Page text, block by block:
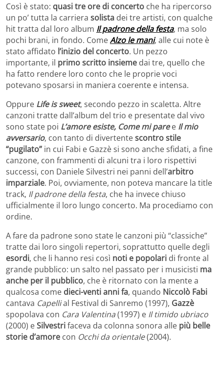
Così è stato: quasi tre ore di concerto che ha ripercorso
un po’ tutta la carriera solista dei tre artisti, con qualche
hit tratta dal loro album Il padrone della festa, ma solo
pochi brani, in fondo. ComeAlzo le mani, alle cui note è
stato affidato l’inizio del concerto. Un pezzo
importante, il primo scritto insieme dai tre, quello che
ha fatto rendere loro conto che le proprie voci
potevano sposarsi in maniera coerente e intensa.
Oppure Life is sweet, secondo pezzo in scaletta. Altre
canzoni tratte dall’album del trio e presentate dal vivo
sono state poi L’amore esiste, Come mi paree Il mio
avversario, con tanto di divertentescontro stile
“pugilato” in cui Fabi e Gazzè si sono anche sfidati, a fine
canzone, con frammenti di alcuni tra i loro rispettivi
successi, con Daniele Silvestri nei panni dell’arbitro
imparziale. Poi, ovviamente, non poteva mancare la title
track, Il padrone della festa, che ha invece chiuso
ufficialmente il loro lungo concerto. Ma procediamo con
ordine.
A fare da padrone sono state le canzoni più “classiche”
tratte dai loro singoli repertori, soprattutto quelle degli
esordi, che li hanno resi così noti e popolari di fronte al
grande pubblico: un salto nel passato per i musicisti ma
anche per il pubblico, che è ritornato con la mente a
qualcosa come dieci-venti anni fa, quando Niccolò Fabi
cantava Capellial Festival di Sanremo (1997), Gazzè
spopolava con Cara Valentina(1997) e Il timido ubriaco
(2000) eSilvestrifaceva da colonna sonora alle più belle
storie d’amore con Occhi da orientale(2004).